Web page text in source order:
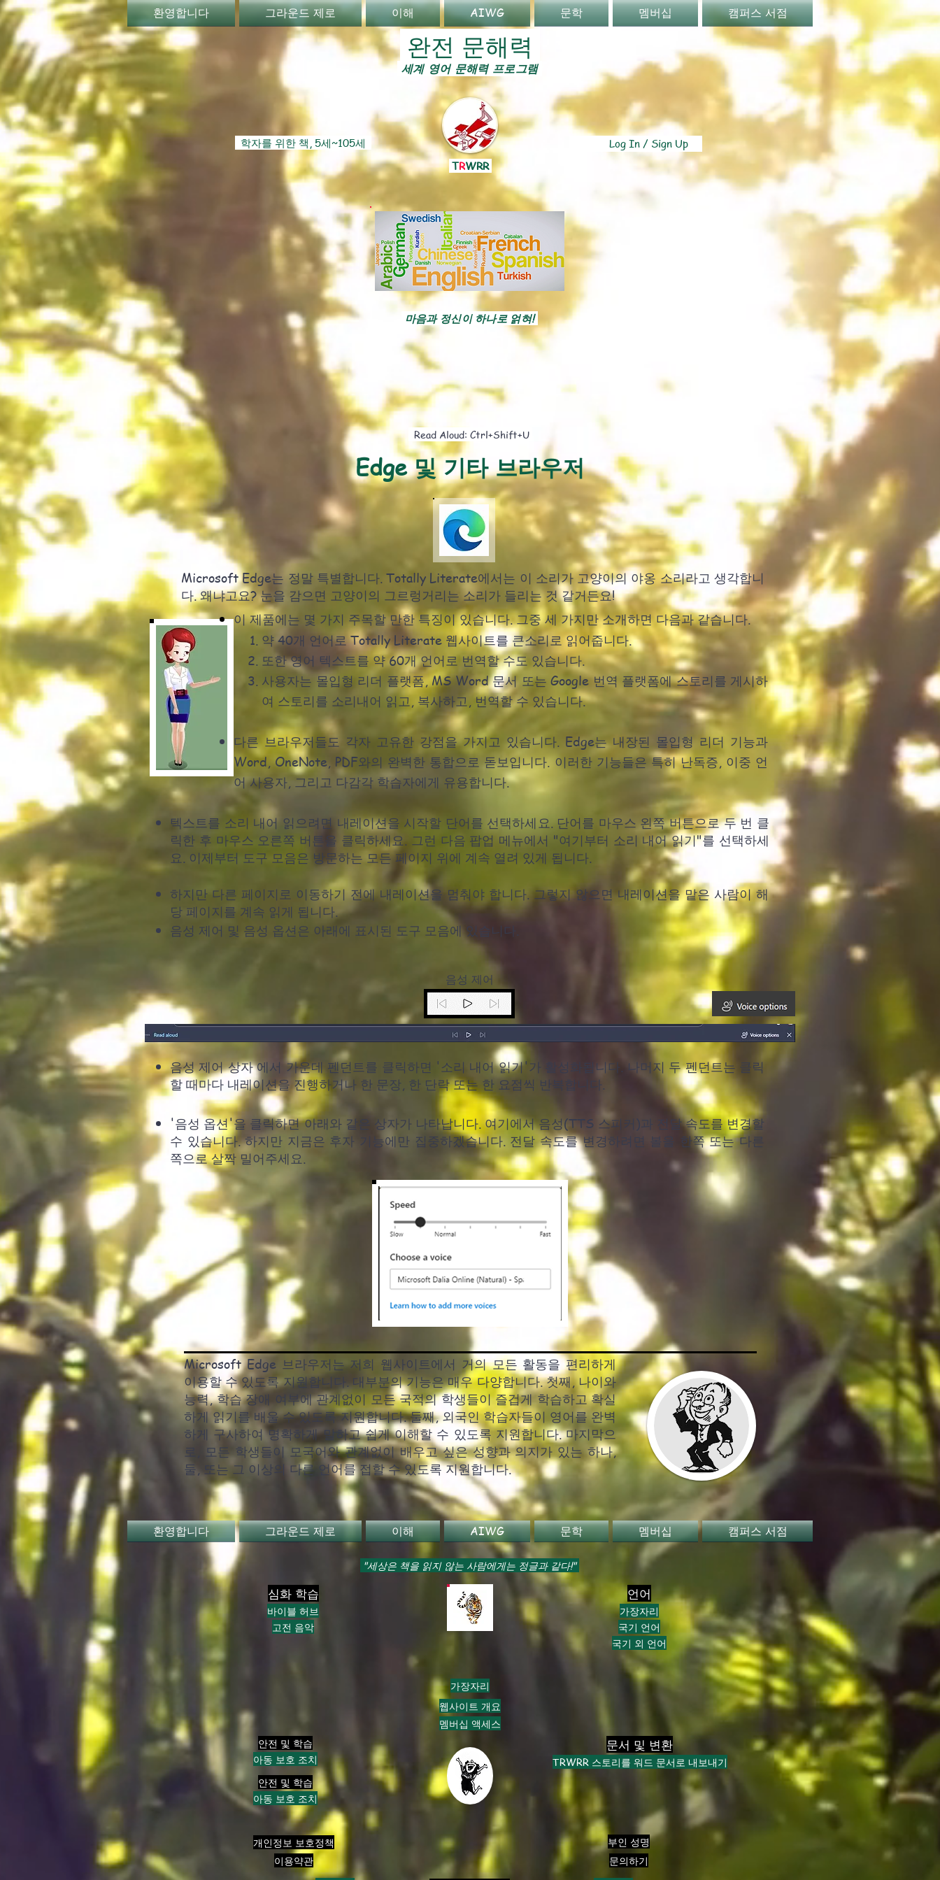
환영합니다 그라운드 제로 이해 AIWG 문학 멤버십 캠퍼스 서점
세계 영어 문해력 프로그램
완전 문해력
학자를 위한 책, 5세~105세
TRWRR
Log In / Sign Up
마음과 정신이 하나로 얽혀!
Read Aloud: Ctrl+Shift+U
Edge 및 기타 브라우저
Microsoft Edge는 정말 특별합니다. Totally Literate에서는 이 소리가 고양이의 야옹 소리라고 생각합니
다. 왜냐고요? 눈을 감으면 고양이의 그르렁거리는 소리가 들리는 것 같거든요!
이 제품에는 몇 가지 주목할 만한 특징이 있습니다. 그중 세 가지만 소개하면 다음과 같습니다.
약 40개 언어로 Totally Literate 웹사이트를 큰소리로 읽어줍니다.
또한 영어 텍스트를 약 60개 언어로 번역할 수도 있습니다.
사용자는 몰입형 리더 플랫폼, MS Word 문서 또는 Google 번역 플랫폼에 스토리를 게시하
여 스토리를 소리내어 읽고, 복사하고, 번역할 수 있습니다.
다른 브라우저들도 각자 고유한 강점을 가지고 있습니다. Edge는 내장된 몰입형 리더 기능과
Word, OneNote, PDF와의 완벽한 통합으로 돋보입니다. 이러한 기능들은 특히 난독증, 이중 언
어 사용자, 그리고 다감각 학습자에게 유용합니다.
텍스트를 소리 내어 읽으려면 내레이션을 시작할 단어를 선택하세요. 단어를 마우스 왼쪽 버튼으로 두 번 클
릭한 후 마우스 오른쪽 버튼을 클릭하세요. 그런 다음 팝업 메뉴에서 "여기부터 소리 내어 읽기"를 선택하세
요. 이제부터 도구 모음은 방문하는 모든 페이지 위에 계속 열려 있게 됩니다.
하지만 다른 페이지로 이동하기 전에 내레이션을 멈춰야 합니다. 그렇지 않으면 내레이션을 맡은 사람이 해
당 페이지를 계속 읽게 됩니다.
음성 제어 및 음성 옵션은 아래에 표시된 도구 모음에 있습니다.
음성 제어
음성 제어 상자에서 가운데 펜던트를 클릭하면 '소리 내어 읽기'가 활성화됩니다. 나머지 두 펜던트는 클릭
할 때마다 내레이션을 진행하거나 한 문장, 한 단락 또는 한 요점씩 반복합니다.
'음성 옵션'을 클릭하면 아래와 같은 상자가 나타납니다. 여기에서 음성(TTS 스피커)과 전달 속도를 변경할
수 있습니다. 하지만 지금은 후자 기능에만 집중하겠습니다. 전달 속도를 변경하려면 볼을 한쪽 또는 다른
쪽으로 살짝 밀어주세요.
Microsoft Edge 브라우저는 저희 웹사이트에서 거의 모든 활동을 편리하게
이용할 수 있도록 지원합니다. 대부분의 기능은 매우 다양합니다. 첫째, 나이와
능력, 학습 장애 여부에 관계없이 모든 국적의 학생들이 즐겁게 학습하고 확실
하게 읽기를 배울 수 있도록 지원합니다. 둘째, 외국인 학습자들이 영어를 완벽
하게 구사하여 명확하게 말하고 쉽게 이해할 수 있도록 지원합니다. 마지막으
로, 모든 학생들이 모국어와 관계없이 배우고 싶은 성향과 의지가 있는 하나,
둘, 또는 그 이상의 다른 언어를 접할 수 있도록 지원합니다.
환영합니다 그라운드 제로 이해 AIWG 문학 멤버십 캠퍼스 서점
"세상은 책을 읽지 않는 사람에게는 정글과 같다!"
심화 학습
바이블 허브
고전 음악
언어
가장자리
국기 언어
국기 외 언어
가장자리
웹사이트 개요
멤버십 액세스
안전 및 학습
아동 보호 조치
안전 및 학습
아동 보호 조치
문서 및 변환
TRWRR 스토리를 워드 문서로 내보내기
개인정보 보호정책
부인 성명
이용약관
문의하기